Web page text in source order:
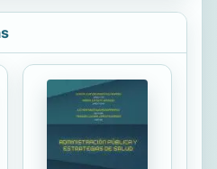
C. Auguste Dupin,
en el que se basaría
Doyle para dar vida a
Sherlock Holmes o
para concebir a su
Hércules Poirot. En
caso, con Dupin se
el germen de la destreza